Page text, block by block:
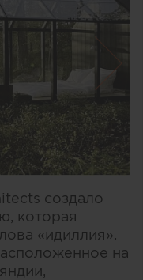
создало
которая
«идиллия».
на